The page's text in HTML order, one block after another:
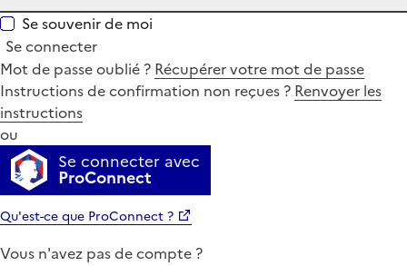
Se souvenir de moi
Se connecter
Mot de passe oublié ? Récupérer votre mot de passe
Instructions de confirmation non reçues ? Renvoyer les
instructions
ou
Se connecter avec
ProConnect
Qu'est-ce que ProConnect ?
Vous n'avez pas de compte ?